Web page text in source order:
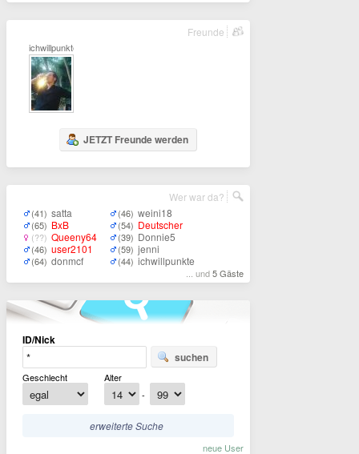
ichwillpunkte
JETZT Freunde werden
Freunde
(41) satta
(65) BxB
(??) Queeny64
(46) user2101
(64) donmcf
(46) weini18
(54) Deutscher
(39) Donnie5
(59) jenni
(44) ichwillpunkte
... und5 Gäste
Wer war da?
ID/Nick
suchen
Geschlecht
Alter
-
erweiterte Suche
neue User